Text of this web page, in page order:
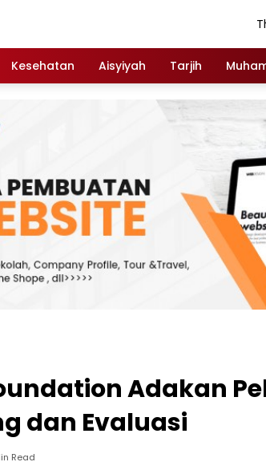
Kesehatan Aisyiyah Tarjih
Adakan
dan Evaluasi
Read